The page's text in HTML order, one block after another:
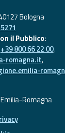
Bologna
il Pubblico:
+39 800 66 22 00,
romagna.it,
Romagna